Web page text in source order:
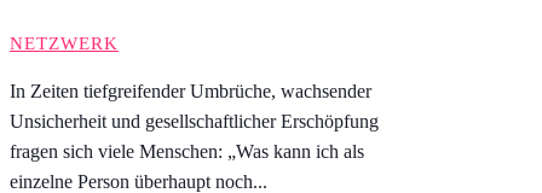
NETZWERK
In Zeiten tiefgreifender Umbrüche, wachsender
Unsicherheit und gesellschaftlicher Erschöpfung
fragen sich viele Menschen: „Was kann ich als
einzelne Person überhaupt noch...